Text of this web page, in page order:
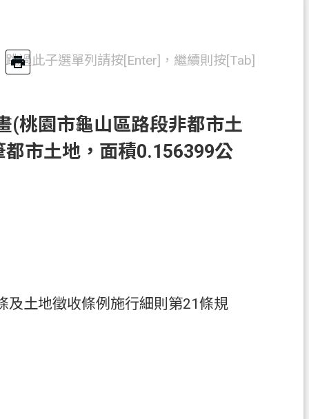
跳過此子選單列請按[Enter]，繼續則按[Tab]
(桃園市龜山區路段非都市土
市土地，面積0.156399公
及土地徵收條例施行細則第21條規